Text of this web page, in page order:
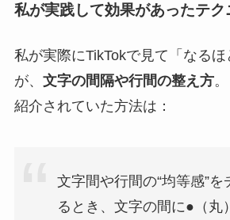
私が実践して効果があったテク
私が実際にTikTokで見て「なる
が、 文字の間隔や行間の整え方。
紹介されていた方法は：
文字間や行間の“均等感”を
るとき、文字の間に●（丸